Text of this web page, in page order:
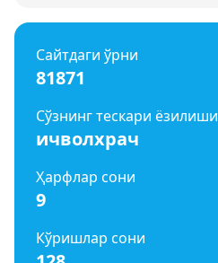
Сайтдаги ўрни
81871
Сўзнинг тескари ёзилиши
ичволхрач
Ҳарфлар сони
9
Кўришлар сони